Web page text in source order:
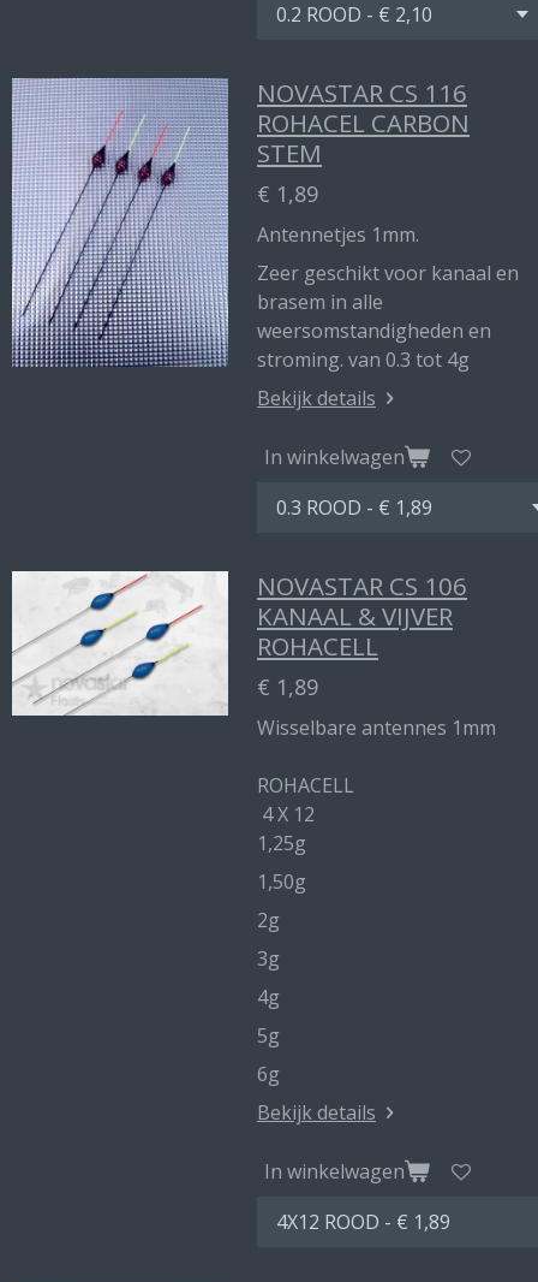
NOVASTAR CS 116
ROHACEL CARBON
STEM
€ 1,89
Antennetjes 1mm.
Zeer geschikt voor kanaal en
brasem in alle
weersomstandigheden en
stroming. van 0.3 tot 4g
Bekijk details
In winkelwagen
NOVASTAR CS 106
KANAAL & VIJVER
ROHACELL
€ 1,89
Wisselbare antennes 1mm
ROHACELL
4 X 12
1,25g
1,50g
2g
3g
4g
5g
6g
Bekijk details
In winkelwagen